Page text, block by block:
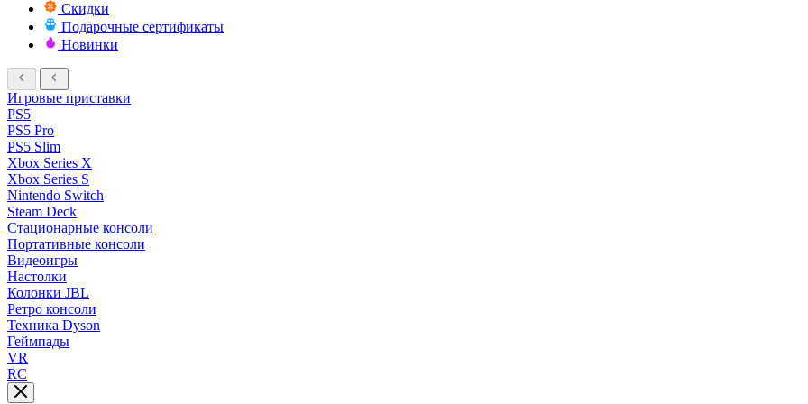
Скидки
Подарочные сертификаты
Новинки
Игровые приставки
PS5
PS5 Pro
PS5 Slim
Xbox Series X
Xbox Series S
Nintendo Switch
Steam Deck
Стационарные консоли
Портативные консоли
Видеоигры
Настолки
Колонки JBL
Ретро консоли
Техника Dyson
Геймпады
VR
RC